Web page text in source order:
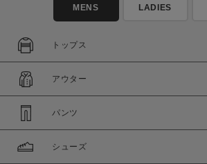
セール価格
在庫
在庫あり
MENS LADIES
トップス
アウター
パンツ
シューズ